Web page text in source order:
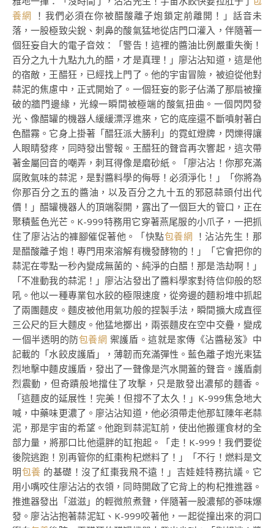
養網
！我們必須在你被醋酸離子炮鎖定前離開！」話音未
落，一股極致尖銳、刺鼻的酸氣猛地從店門口灌入，伴隨著一
個狂妄自大的電子音效：「警告！這裡的醬油比例嚴重失衡！
百分之九十九點九九的醋，才是真理！」廖沾沾知道，這是他
的宿敵，王醋狂，已經找上門了。他的宇宙冒險，被迫從他對
蒜泥的焦慮中，正式開始了。一個狂妄的影子佔滿了那扇被撞
破的牆門邊緣，光線一瞬間被極端的酸氣扭曲。一個閃閃發
光、像醋罐的機器人緩緩漂浮進來，它的底座還不斷噴射著白
色醋霧。它身上掛著「醋狂派大勝利」的霓虹燈牌，閃爍得讓
人眼睛發疼，同時發出警報。王醋狂的聲音再次響起，這次帶
著金屬回音的嘲弄，刺耳得像是磨砂紙。「廖沾沾！你那充滿
腐敗氣味的蒜泥，是對醬料學的侮辱！必須淨化！」「你將為
你那百分之五的醬油，以及百分之九十五的邪惡蒜頭付出代
價！」醋罐機器人的頂端裂開，露出了一個巨大的管口，正在
聚積藍色光芒。K-999特務用它穿著燕尾服的小爪子，一把抓
住了廖沾沾的褲腳催促著他。「快點包養網 ！沾沾先生！那
是醋酸離子炮！專門用來溶解有機發酵物的！」「它會把你的
蒜泥在零點一秒內變成無菌的、純淨的白醋！那是浩劫啊！」
「不准動我的蒜泥！」廖沾沾發出了醬料學家對待信仰般的怒
吼。他以一種專業包水餃的極限速度，從旁邊的麵粉堆中抓起
了兩團麵皮。麵皮被他用氣功般的捏製手法，瞬間擴大成直徑
三公尺的巨大麵皮。他猛地擲出，兩張麵皮在空中交疊，變成
一個半透明的防包養網 禦護盾。這就是家傳《沾醬秘笈》中
記載的「水餃皮護盾」，薄韌而充滿彈性。藍色離子炮光束猛
烈地擊中麵皮護盾，發出了一聲像是汽水開蓋的聲音。護盾劇
烈震動，但奇蹟般地擋住了攻擊，只是散發出濃郁的麵香。
「這麵皮的延展性！完美！但撐不了太久！」K-999焦急地大
喊，中藥味更濃了。廖沾沾知道，他必須帶走他那缸陳年老蒜
泥，那是宇宙的希望。他跑到蒜泥缸前，使出他搬運食材的全
部力量，將那口比他還胖的缸抱起。「走！K-999！我們要從
後院逃跑！別再管你的紅棗枸杞燃料了！」「不行！燃料是文
明包養 的基礎！沒了紅棗我飛不遠！」吉娃娃特務抗議。它
用小嘴咬住廖沾沾的衣領，同時開啟了它背上的枸杞推進器。
推進器發出「滋滋」的輕微煎煮聲，伴隨著一股濃郁的蔘味爆
發。廖沾沾抱著蒜泥缸、K-999咬著他，一起從撞出來的洞口